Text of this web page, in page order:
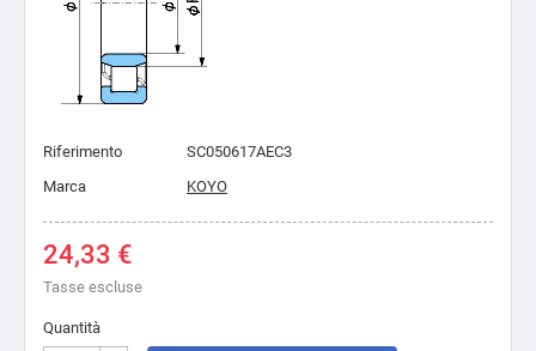
Riferimento
SC050617AEC3
Marca
KOYO
24,33 €
Tasse escluse
Quantità